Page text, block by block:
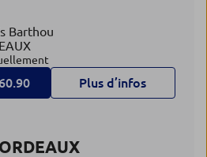
Barthou
Plus d’infos